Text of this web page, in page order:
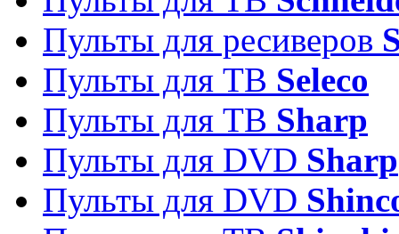
Пульты для ресиверов
Пульты для ТВ Seleco
Пульты для ТВ Sharp
Пульты для DVD Sharp
Пульты для DVD